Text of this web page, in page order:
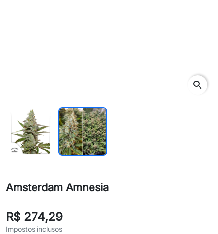
search
Amsterdam Amnesia
R$ 274,29
Impostos inclusos